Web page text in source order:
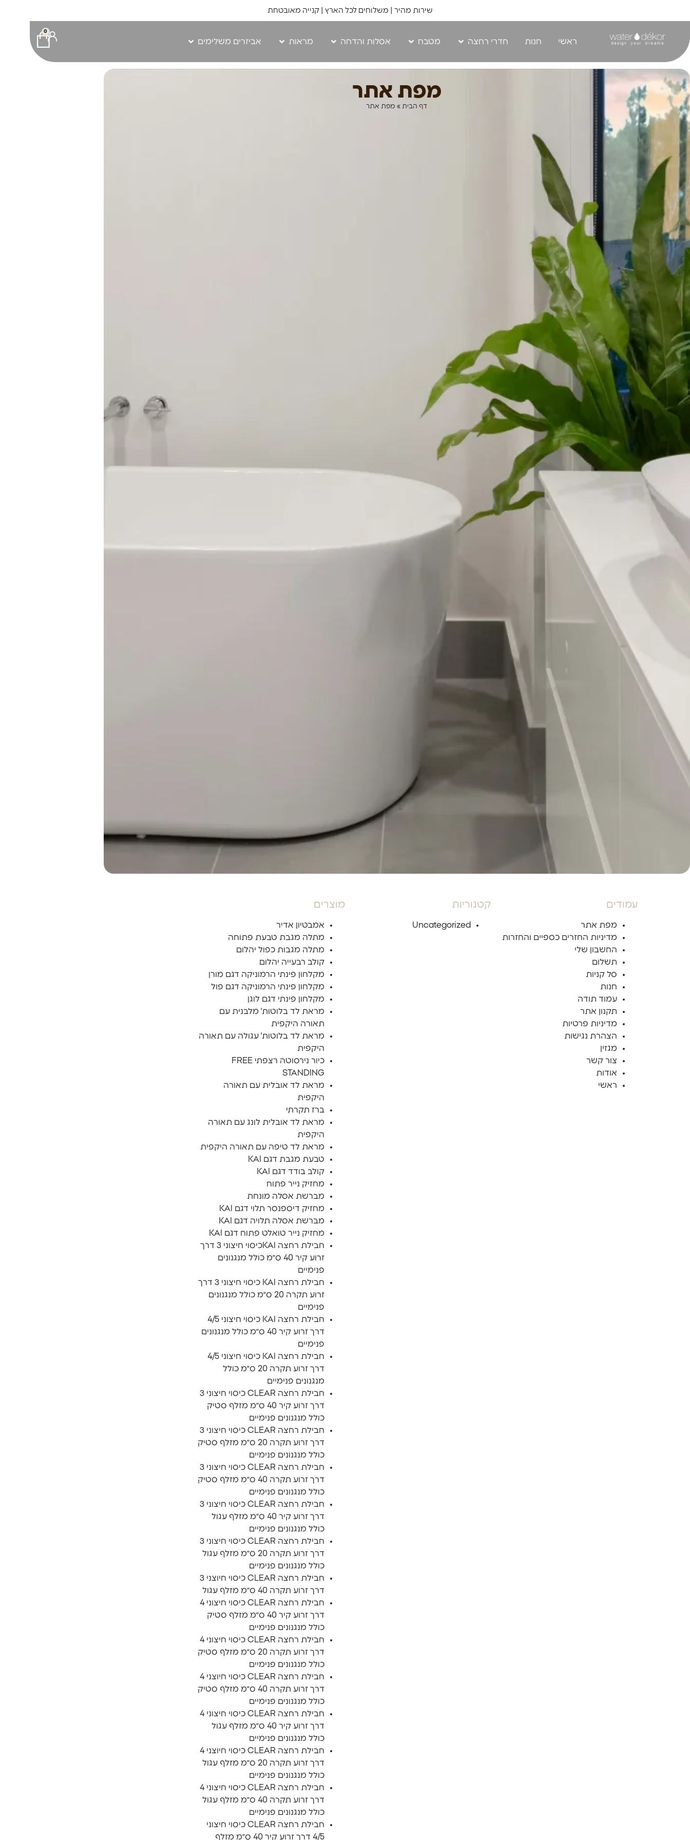
שירות מהיר | משלוחים לכל הארץ | קנייה מאובטחת
ראשי חנות חדרי רחצה מטבח אסלות והדחה מראות אביזרים משלימים
0
מפת אתר
דף הבית» מפת אתר
עמודים
מפת אתר
מדיניות החזרים כספיים והחזרות
החשבון שלי
תשלום
סל קניות
חנות
עמוד תודה
תקנון אתר
מדיניות פרטיות
הצהרת נגישות
מגזין
צור קשר
אודות
ראשי
קטגוריות
Uncategorized
מוצרים
אמבטיון אדיר
מתלה מגבת טבעת פתוחה
מתלה מגבות כפול יהלום
קולב רבעייה יהלום
מקלחון פינתי הרמוניקה דגם מורן
מקלחון פינתי הרמוניקה דגם פול
מקלחון פינתי דגם לוגן
מראת לד בלוטות' מלבנית עם
תאורה היקפית
מראת לד בלוטות' עגולה עם תאורה
היקפית
כיור נירסוטה רצפתי FREE
STANDING
מראת לד אובלית עם תאורה
היקפית
ברז תקרתי
מראת לד אובלית לונג עם תאורה
היקפית
מראת לד טיפה עם תאורה היקפית
טבעת מגבת דגם KAI
קולב בודד דגם KAI
מחזיק נייר פתוח
מברשת אסלה מונחת
מחזיק דיספנסר תלוי דגם KAI
מברשת אסלה תלויה דגם KAI
מחזיק נייר טואלט פתוח דגם KAI
חבילת רחצה KAIכיסוי חיצוני 3 דרך
זרוע קיר 40 ס״מ כולל מנגנונים
פנימיים
חבילת רחצה KAI כיסוי חיצוני 3 דרך
זרוע תקרה 20 ס״מ כולל מנגנונים
פנימיים
חבילת רחצה KAI כיסוי חיצוני 4/5
דרך זרוע קיר 40 ס״מ כולל מנגנונים
פנימיים
חבילת רחצה KAI כיסוי חיצוני 4/5
דרך זרוע תקרה 20 ס״מ כולל
מנגנונים פנימיים
חבילת רחצה CLEAR כיסוי חיצוני 3
דרך זרוע קיר 40 ס״מ מזלף סטיק
כולל מנגנונים פנימיים
חבילת רחצה CLEAR כיסוי חיצוני 3
דרך זרוע תקרה 20 ס״מ מזלף סטיק
כולל מנגנונים פנימיים
חבילת רחצה CLEAR כיסוי חיצוני 3
דרך זרוע תקרה 40 ס״מ מזלף סטיק
כולל מנגנונים פנימיים
חבילת רחצה CLEAR כיסוי חיצוני 3
דרך זרוע קיר 40 ס״מ מזלף עגול
כולל מנגנונים פנימיים
חבילת רחצה CLEAR כיסוי חיצוני 3
דרך זרוע תקרה 20 ס״מ מזלף עגול
כולל מנגנונים פנימיים
חבילת רחצה CLEAR כיסוי חיוצני 3
דרך זרוע תקרה 40 ס״מ מזלף עגול
חבילת רחצה CLEAR כיסוי חיצוני 4
דרך זרוע קיר 40 ס״מ מזלף סטיק
כולל מנגנונים פנימיים
חבילת רחצה CLEAR כיסוי חיצוני 4
דרך זרוע תקרה 20 ס״מ מזלף סטיק
כולל מנגנונים פנימיים
חבילת רחצה CLEAR כיסוי חיוצני 4
דרך זרוע תקרה 40 ס״מ מזלף סטיק
כולל מנגנונים פנימיים
חבילת רחצה CLEAR כיסוי חיצוני 4
דרך זרוע קיר 40 ס״מ מזלף עגול
כולל מנגנונים פנימיים
חבילת רחצה CLEAR כיסוי חיוצני 4
דרך זרוע תקרה 20 ס״מ מזלף עגול
כולל מנגנונים פנימיים
חבילת רחצה CLEAR כיסוי חיצוני 4
דרך זרוע תקרה 40 ס״מ מזלף עגול
כולל מנגנונים פנימיים
חבילת רחצה CLEAR כיסוי חיצוני
4/5 דרך זרוע קיר 40 ס״מ מזלף